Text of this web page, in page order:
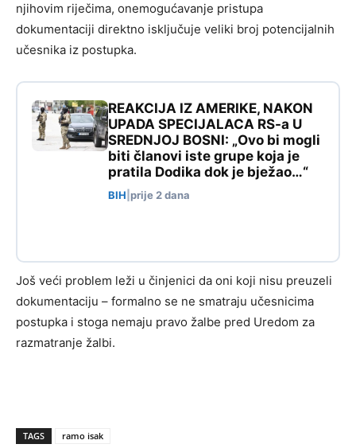
njihovim riječima, onemogućavanje pristupa
dokumentaciji direktno isključuje veliki broj potencijalnih
učesnika iz postupka.
REAKCIJA IZ AMERIKE, NAKON
UPADA SPECIJALACA RS-a U
SREDNJOJ BOSNI: „Ovo bi mogli
biti članovi iste grupe koja je
pratila Dodika dok je bježao…“
BIH prije 2 dana
Još veći problem leži u činjenici da oni koji nisu preuzeli
dokumentaciju – formalno se ne smatraju učesnicima
postupka i stoga nemaju pravo žalbe pred Uredom za
razmatranje žalbi.
TAGS ramo isak